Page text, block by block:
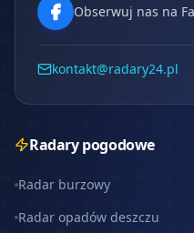
Obserwuj nas na
kontakt@radary24.pl
Radary pogodowe
Radar burzowy
Radar opadów deszczu